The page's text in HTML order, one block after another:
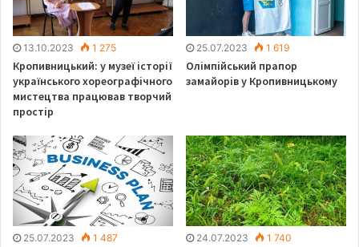
13.10.2023 1 275
Кропивницький: у музеї історії
українського хореографічного
мистецтва працював творчий
простір
25.07.2023 1 619
Олімпійський прапор
замайорів у Кропивницькому
25.07.2023 1 487 24.07.2023 1 740